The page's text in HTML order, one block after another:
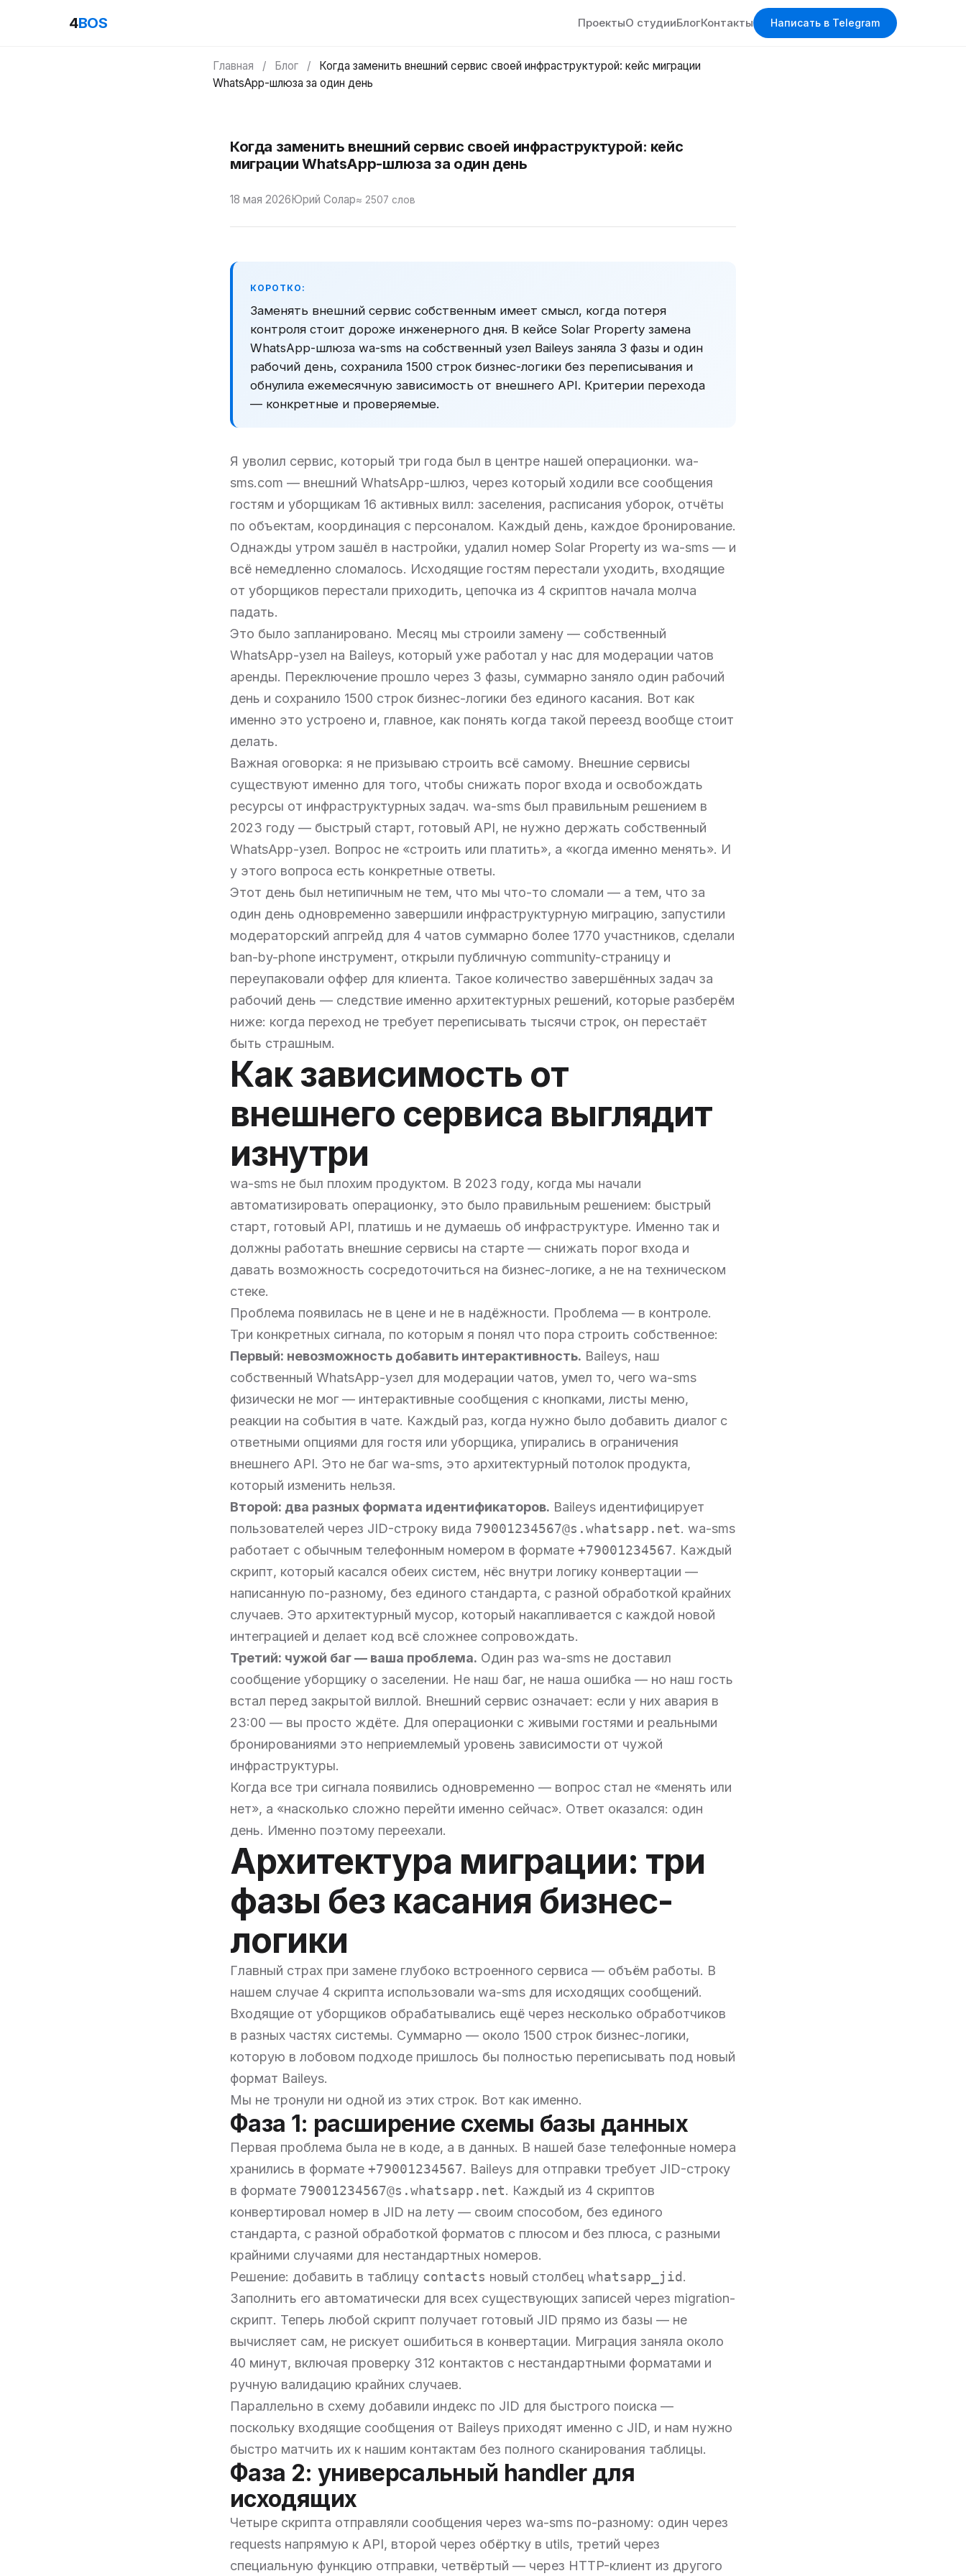
4BOS ПроектыО студииБлогКонтакты Написать в Telegram
Главная / Блог /
Когда заменить внешний сервис своей инфраструктурой: кейс миграции
WhatsApp-шлюза за один день
Когда заменить внешний сервис своей инфраструктурой: кейс
миграции WhatsApp-шлюза за один день
18 мая 2026Юрий Солар≈ 2507 слов
КОРОТКО:
Заменять внешний сервис собственным имеет смысл, когда потеря
контроля стоит дороже инженерного дня. В кейсе Solar Property замена
WhatsApp-шлюза wa-sms на собственный узел Baileys заняла 3 фазы и один
рабочий день, сохранила 1500 строк бизнес-логики без переписывания и
обнулила ежемесячную зависимость от внешнего API. Критерии перехода
— конкретные и проверяемые.
Я уволил сервис, который три года был в центре нашей операционки. wa-
sms.com — внешний WhatsApp-шлюз, через который ходили все сообщения
гостям и уборщикам 16 активных вилл: заселения, расписания уборок, отчёты
по объектам, координация с персоналом. Каждый день, каждое бронирование.
Однажды утром зашёл в настройки, удалил номер Solar Property из wa-sms — и
всё немедленно сломалось. Исходящие гостям перестали уходить, входящие
от уборщиков перестали приходить, цепочка из 4 скриптов начала молча
падать.
Это было запланировано. Месяц мы строили замену — собственный
WhatsApp-узел на Baileys, который уже работал у нас для модерации чатов
аренды. Переключение прошло через 3 фазы, суммарно заняло один рабочий
день и сохранило 1500 строк бизнес-логики без единого касания. Вот как
именно это устроено и, главное, как понять когда такой переезд вообще стоит
делать.
Важная оговорка: я не призываю строить всё самому. Внешние сервисы
существуют именно для того, чтобы снижать порог входа и освобождать
ресурсы от инфраструктурных задач. wa-sms был правильным решением в
2023 году — быстрый старт, готовый API, не нужно держать собственный
WhatsApp-узел. Вопрос не «строить или платить», а «когда именно менять». И
у этого вопроса есть конкретные ответы.
Этот день был нетипичным не тем, что мы что-то сломали — а тем, что за
один день одновременно завершили инфраструктурную миграцию, запустили
модераторский апгрейд для 4 чатов суммарно более 1770 участников, сделали
ban-by-phone инструмент, открыли публичную community-страницу и
переупаковали оффер для клиента. Такое количество завершённых задач за
рабочий день — следствие именно архитектурных решений, которые разберём
ниже: когда переход не требует переписывать тысячи строк, он перестаёт
быть страшным.
Как зависимость от
внешнего сервиса выглядит
изнутри
wa-sms не был плохим продуктом. В 2023 году, когда мы начали
автоматизировать операционку, это было правильным решением: быстрый
старт, готовый API, платишь и не думаешь об инфраструктуре. Именно так и
должны работать внешние сервисы на старте — снижать порог входа и
давать возможность сосредоточиться на бизнес-логике, а не на техническом
стеке.
Проблема появилась не в цене и не в надёжности. Проблема — в контроле.
Три конкретных сигнала, по которым я понял что пора строить собственное:
Первый: невозможность добавить интерактивность. Baileys, наш
собственный WhatsApp-узел для модерации чатов, умел то, чего wa-sms
физически не мог — интерактивные сообщения с кнопками, листы меню,
реакции на события в чате. Каждый раз, когда нужно было добавить диалог с
ответными опциями для гостя или уборщика, упирались в ограничения
внешнего API. Это не баг wa-sms, это архитектурный потолок продукта,
который изменить нельзя.
Второй: два разных формата идентификаторов. Baileys идентифицирует
пользователей через JID-строку вида 79001234567@s.whatsapp.net. wa-sms
работает с обычным телефонным номером в формате +79001234567. Каждый
скрипт, который касался обеих систем, нёс внутри логику конвертации —
написанную по-разному, без единого стандарта, с разной обработкой крайних
случаев. Это архитектурный мусор, который накапливается с каждой новой
интеграцией и делает код всё сложнее сопровождать.
Третий: чужой баг — ваша проблема. Один раз wa-sms не доставил
сообщение уборщику о заселении. Не наш баг, не наша ошибка — но наш гость
встал перед закрытой виллой. Внешний сервис означает: если у них авария в
23:00 — вы просто ждёте. Для операционки с живыми гостями и реальными
бронированиями это неприемлемый уровень зависимости от чужой
инфраструктуры.
Когда все три сигнала появились одновременно — вопрос стал не «менять или
нет», а «насколько сложно перейти именно сейчас». Ответ оказался: один
день. Именно поэтому переехали.
Архитектура миграции: три
фазы без касания бизнес-
логики
Главный страх при замене глубоко встроенного сервиса — объём работы. В
нашем случае 4 скрипта использовали wa-sms для исходящих сообщений.
Входящие от уборщиков обрабатывались ещё через несколько обработчиков
в разных частях системы. Суммарно — около 1500 строк бизнес-логики,
которую в лобовом подходе пришлось бы полностью переписывать под новый
формат Baileys.
Мы не тронули ни одной из этих строк. Вот как именно.
Фаза 1: расширение схемы базы данных
Первая проблема была не в коде, а в данных. В нашей базе телефонные номера
хранились в формате +79001234567. Baileys для отправки требует JID-строку
в формате 79001234567@s.whatsapp.net. Каждый из 4 скриптов
конвертировал номер в JID на лету — своим способом, без единого
стандарта, с разной обработкой форматов с плюсом и без плюса, с разными
крайними случаями для нестандартных номеров.
Решение: добавить в таблицу contacts новый столбец whatsapp_jid.
Заполнить его автоматически для всех существующих записей через migration-
скрипт. Теперь любой скрипт получает готовый JID прямо из базы — не
вычисляет сам, не рискует ошибиться в конвертации. Миграция заняла около
40 минут, включая проверку 312 контактов с нестандартными форматами и
ручную валидацию крайних случаев.
Параллельно в схему добавили индекс по JID для быстрого поиска —
поскольку входящие сообщения от Baileys приходят именно с JID, и нам нужно
быстро матчить их к нашим контактам без полного сканирования таблицы.
Фаза 2: универсальный handler для
исходящих
Четыре скрипта отправляли сообщения через wa-sms по-разному: один через
requests напрямую к API, второй через обёртку в utils, третий через
специальную функцию отправки, четвёртый — через HTTP-клиент из другого